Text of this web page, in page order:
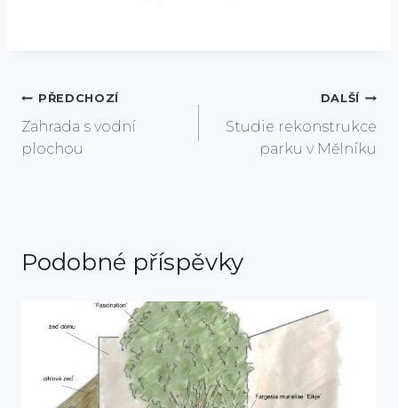
Navigace
pro
PŘEDCHOZÍ
Zahrada s vodní
plochou
DALŠÍ
Studie rekonstrukce
parku v Mělníku
Podobné příspěvky